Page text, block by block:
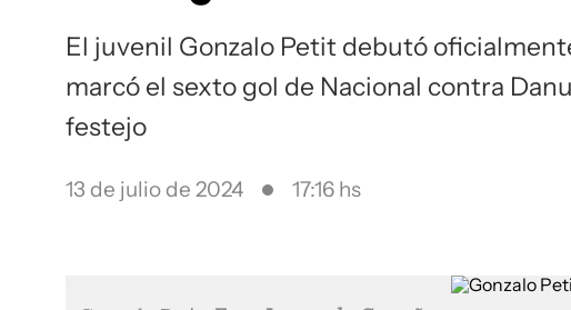
El juvenil Gonzalo Petit debutó
marcó el sexto gol de Nacional contra
festejo
13 de julio de 2024 17:16 hs